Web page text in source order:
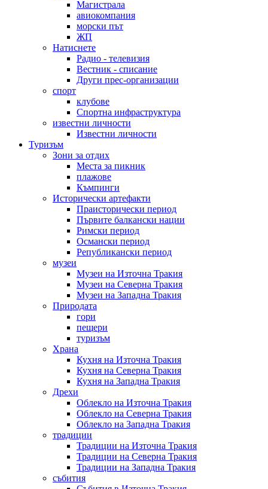
Магистрала
авиокомпания
морски път
ЖП
Натиснете
Радио - телевизия
Вестник - списание
Други прес-организации
спорт
клубове
Спортна инфраструктура
известни личности
Известни личности
Туризъм
Зони за отдих
Места за пикник
плажове
Къмпинги
Исторически артефакти
Праисторически период
Първите балкански нации
Римски период
Османски период
Републикански период
музеи
Музеи на Източна Тракия
Музеи на Северна Тракия
Музеи на Западна Тракия
Природата
гори
пещери
туризъм
Храна
Кухня на Източна Тракия
Кухня на Северна Тракия
Кухня на Западна Тракия
Дрехи
Облекло на Източна Тракия
Облекло на Северна Тракия
Облекло на Западна Тракия
традиции
Традиции на Източна Тракия
Традиции на Северна Тракия
Традиции на Западна Тракия
събития